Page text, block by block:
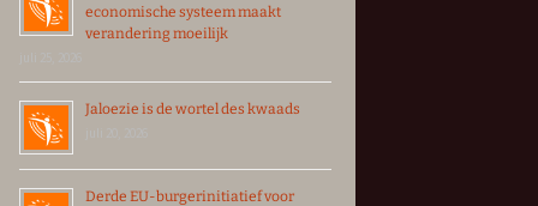
economische systeem maakt
verandering moeilijk
Jaloezie is de wortel des kwaads
Derde EU-burgerinitiatief voor